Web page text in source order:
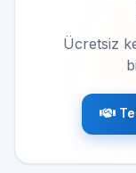
Ücretsiz